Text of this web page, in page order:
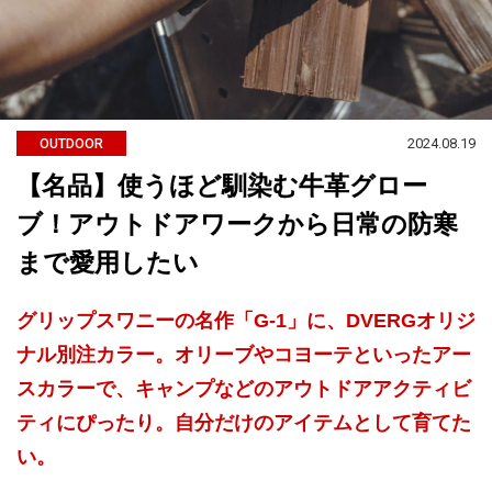
OUTDOOR 2024.08.19
【名品】使うほど馴染む牛革グロー
ブ！アウトドアワークから日常の防寒
まで愛用したい
グリップスワニーの名作「G-1」に、DVERGオリジ
ナル別注カラー。オリーブやコヨーテといったアー
スカラーで、キャンプなどのアウトドアアクティビ
ティにぴったり。自分だけのアイテムとして育てた
い。